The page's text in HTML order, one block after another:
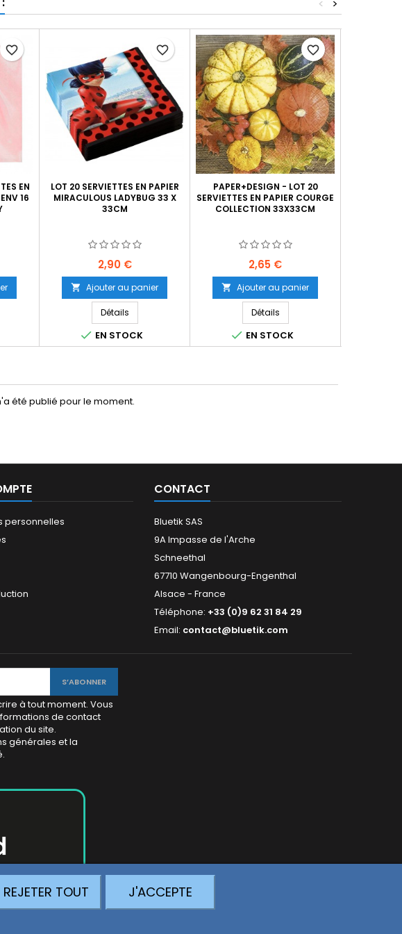
>
<
EN
16
favorite_border
LOT 20 SERVIETTES EN PAPIER
MIRACULOUS LADYBUG 33 X
33CM
Prix
2,90 €
 Ajouter au panier
Détails
 EN STOCK
favorite_border
PAPER+DESIGN - LOT 20
SERVIETTES EN PAPIER COURGE
COLLECTION 33X33CM
Prix
2,65 €
 Ajouter au panier
Détails
 EN STOCK
favorite_border
été publié pour le moment.
personnelles
CONTACT
Bluetik SAS
9A Impasse de l'Arche
Schneethal
67710 Wangenbourg-Engenthal
Alsace - France
Téléphone: +33 (0)9 62 31 84 29
Email: contact@bluetik.com
REJETER TOUT J'ACCEPTE
à tout moment. Vous
de contact
du site.
générales et la